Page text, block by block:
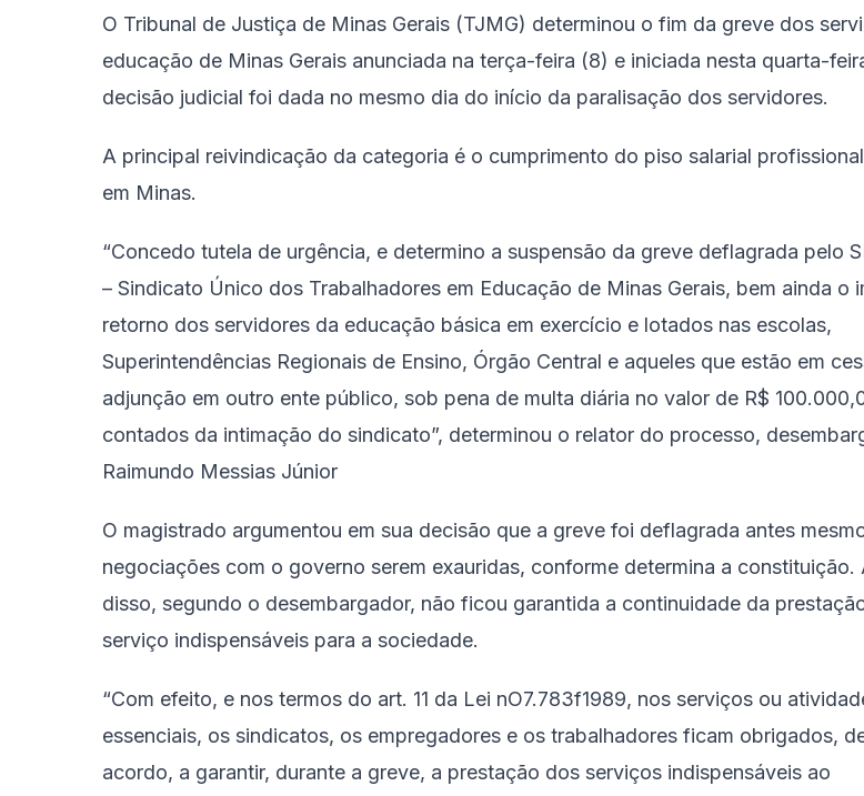
O Tribunal de Justiça de Minas Gerais (TJMG) determinou o fim da greve dos
educação de Minas Gerais anunciada na terça-feira (8) e iniciada nesta quarta-
decisão judicial foi dada no mesmo dia do início da paralisação dos servidores.
A principal reivindicação da categoria é o cumprimento do piso salarial
em Minas.
“Concedo tutela de urgência, e determino a suspensão da greve deflagrada pelo
– Sindicato Único dos Trabalhadores em Educação de Minas Gerais, bem ainda o
retorno dos servidores da educação básica em exercício e lotados nas escolas,
Superintendências Regionais de Ensino, Órgão Central e aqueles que estão em
adjunção em outro ente público, sob pena de multa diária no valor de R$
contados da intimação do sindicato”, determinou o relator do processo,
Raimundo Messias Júnior
O magistrado argumentou em sua decisão que a greve foi deflagrada antes
negociações com o governo serem exauridas, conforme determina a constituição.
disso, segundo o desembargador, não ficou garantida a continuidade da
serviço indispensáveis para a sociedade.
“Com efeito, e nos termos do art. 11 da Lei nO7.783f1989, nos serviços ou
essenciais, os sindicatos, os empregadores e os trabalhadores ficam obrigados,
acordo, a garantir, durante a greve, a prestação dos serviços indispensáveis ao